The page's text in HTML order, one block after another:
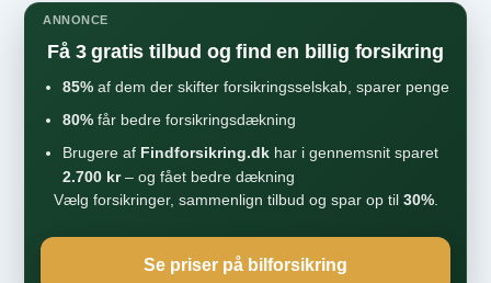
ANNONCE
Få 3 gratis tilbud og find en billig forsikring
85% af dem der skifter forsikringsselskab, sparer penge
80% får bedre forsikringsdækning
Brugere af Findforsikring.dk har i gennemsnit sparet
2.700 kr– og fået bedre dækning
Vælg forsikringer, sammenlign tilbud og spar op til 30%.
Se priser på bilforsikring